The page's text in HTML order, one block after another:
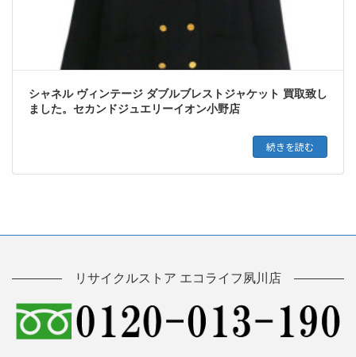
シャネル ヴィンテージ ダブルブレストジャケット 買取致し
ました。セカンドジュエリーイオン小野店
続きを読む
リサイクルストア エコライフ夙川店